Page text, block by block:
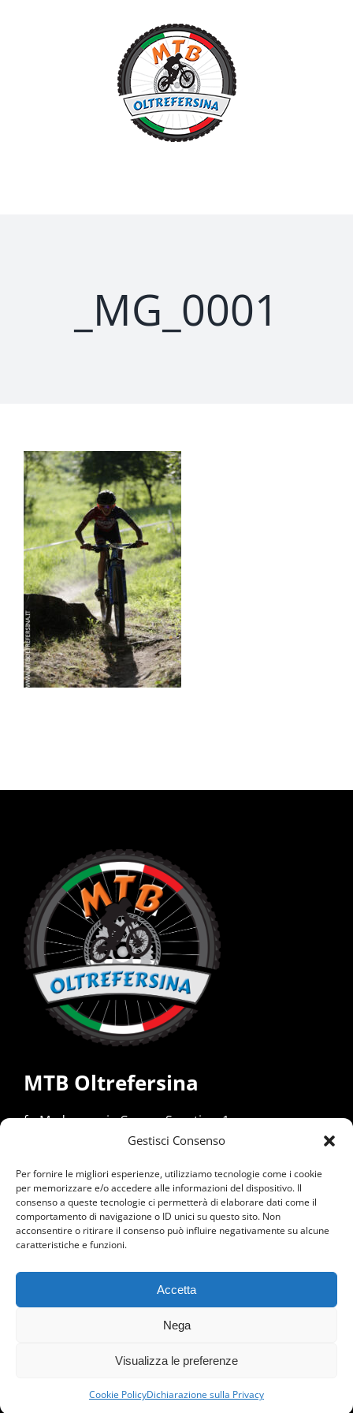
Gestisci Consenso
Per fornire le migliori esperienze, utilizziamo tecnologie come i cookie
per memorizzare e/o accedere alle informazioni del dispositivo. Il
consenso a queste tecnologie ci permetterà di elaborare dati come il
comportamento di navigazione o ID unici su questo sito. Non
acconsentire o ritirare il consenso può influire negativamente su alcune
caratteristiche e funzioni.
Accetta
Nega
Visualizza le preferenze
Cookie PolicyDichiarazione sulla Privacy
_MG_0001
MTB Oltrefersina
fr. Madrano, via Campo Sportivo, 1
38057 Pergine Valsugana (TN)
Responsabile:
Emanuele Pincigher –mtb@oltrefersina.it
cell. +39 349 539 1640
Polisportiva Oltrefersina Associazione Dilettantisticafr. Madrano,
38057 Pergine Valsugana (TN) –
Partita IVA: 00597160225 – Codice Fiscale: 80020800225 –